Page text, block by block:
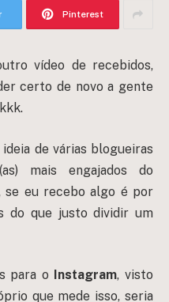
Pinterest
vídeo de recebidos,
certo de novo a gente
de várias blogueiras
mais engajados do
se eu recebo algo é por
do que justo dividir um
para o Instagram, visto
que mede isso, seria